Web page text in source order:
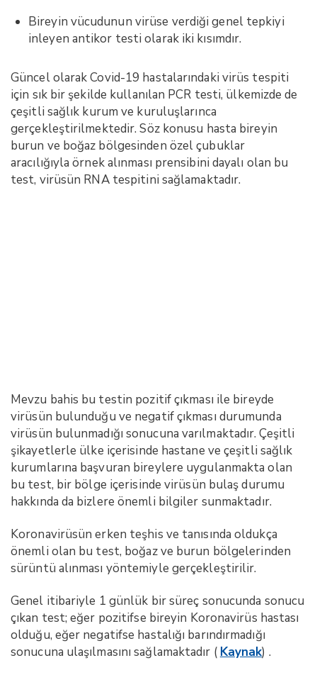
Bireyin vücudunun virüse verdiği genel tepkiyi
inleyen antikor testi olarak iki kısımdır.
Güncel olarak Covid-19 hastalarındaki virüs tespiti
için sık bir şekilde kullanılan PCR testi, ülkemizde de
çeşitli sağlık kurum ve kuruluşlarınca
gerçekleştirilmektedir. Söz konusu hasta bireyin
burun ve boğaz bölgesinden özel çubuklar
aracılığıyla örnek alınması prensibini dayalı olan bu
test, virüsün RNA tespitini sağlamaktadır.
Mevzu bahis bu testin pozitif çıkması ile bireyde
virüsün bulunduğu ve negatif çıkması durumunda
virüsün bulunmadığı sonucuna varılmaktadır. Çeşitli
şikayetlerle ülke içerisinde hastane ve çeşitli sağlık
kurumlarına başvuran bireylere uygulanmakta olan
bu test, bir bölge içerisinde virüsün bulaş durumu
hakkında da bizlere önemli bilgiler sunmaktadır.
Koronavirüsün erken teşhis ve tanısında oldukça
önemli olan bu test, boğaz ve burun bölgelerinden
sürüntü alınması yöntemiyle gerçekleştirilir.
Genel itibariyle 1 günlük bir süreç sonucunda sonucu
çıkan test; eğer pozitifse bireyin Koronavirüs hastası
olduğu, eğer negatifse hastalığı barındırmadığı
sonucuna ulaşılmasını sağlamaktadır ( Kaynak) .